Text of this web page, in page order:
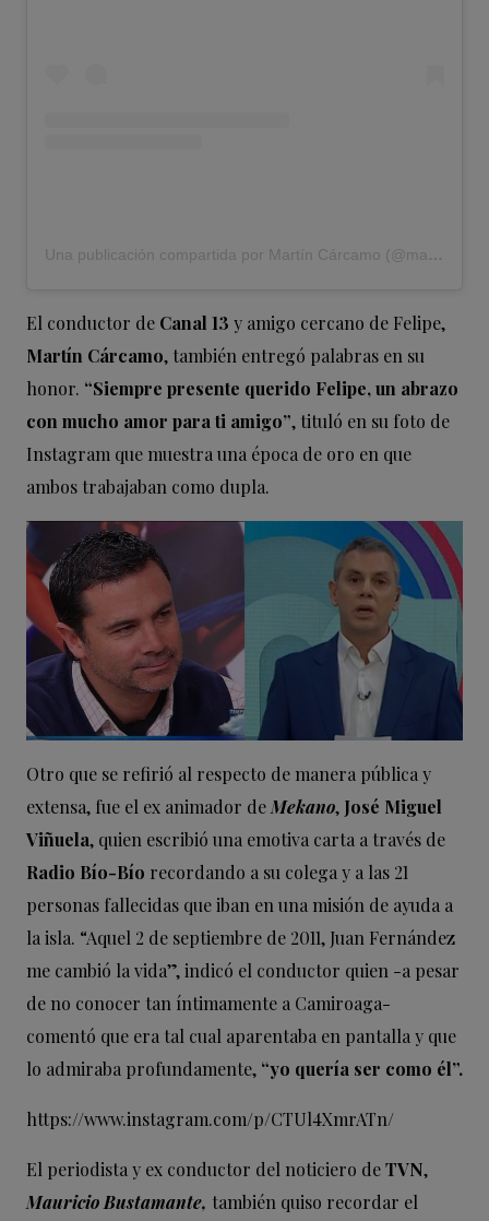
Una publicación compartida por Martín Cárcamo (@martincarcamopapic)
El conductor de Canal 13 y amigo cercano de Felipe,
Martín Cárcamo, también entregó palabras en su
honor. “Siempre presente querido Felipe, un abrazo
con mucho amor para ti amigo”, tituló en su foto de
Instagram que muestra una época de oro en que
ambos trabajaban como dupla.
Otro que se refirió al respecto de manera pública y
extensa, fue el ex animador de Mekano, José Miguel
Viñuela, quien escribió una emotiva carta a través de
Radio Bío-Bío recordando a su colega y a las 21
personas fallecidas que iban en una misión de ayuda a
la isla. “Aquel 2 de septiembre de 2011, Juan Fernández
me cambió la vida”, indicó el conductor quien -a pesar
de no conocer tan íntimamente a Camiroaga-
comentó que era tal cual aparentaba en pantalla y que
lo admiraba profundamente, “yo quería ser como él”.
https://www.instagram.com/p/CTUl4XmrATn/
El periodista y ex conductor del noticiero deTVN,
Mauricio Bustamante, también quiso recordar el